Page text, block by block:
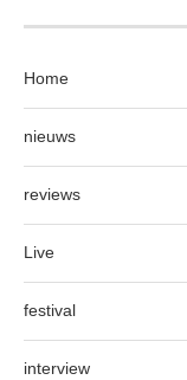
Home
nieuws
reviews
Live
festival
interview